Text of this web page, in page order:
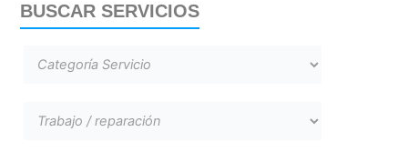
BUSCAR SERVICIOS